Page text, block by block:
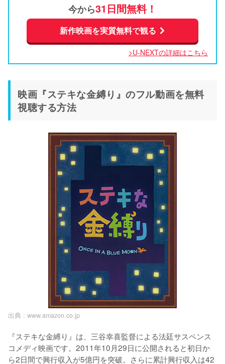
今から31日間無料！
新作映画を実質無料で観る
>U-NEXTの詳細はこちら
映画『ステキな金縛り』のフル動画を無料
視聴する方法
出典 : www.amazon.co.jp
『ステキな金縛り』は、三谷幸喜監督による法廷サスペンス
コメディ映画です。2011年10月29日に公開されると初日か
ら2日間で興行収入が5億円を突破。さらに累計興行収入は42